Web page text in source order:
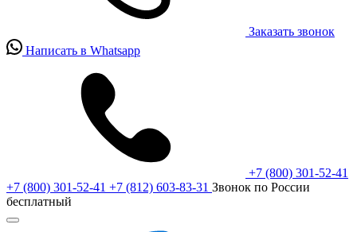
Заказать звонок
Написать в Whatsapp
+7 (800) 301-52-41
+7 (800) 301-52-41 +7 (812) 603-83-31 Звонок по России
бесплатный